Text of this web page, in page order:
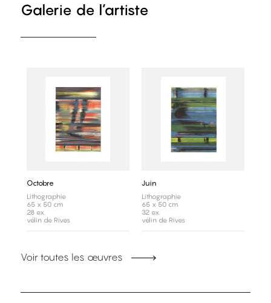
Galerie de l’artiste
Octobre
Lithographie
65 x 50 cm
28 ex.
vélin de Rives
Juin
Lithographie
65 x 50 cm
32 ex.
vélin de Rives
Voir toutes les œuvres